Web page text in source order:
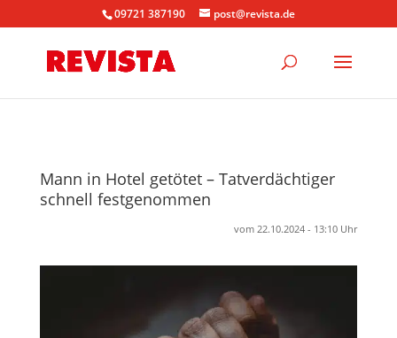
09721 387190 post@revista.de
Mann in Hotel getötet – Tatverdächtiger
schnell festgenommen
vom 22.10.2024 - 13:10 Uhr